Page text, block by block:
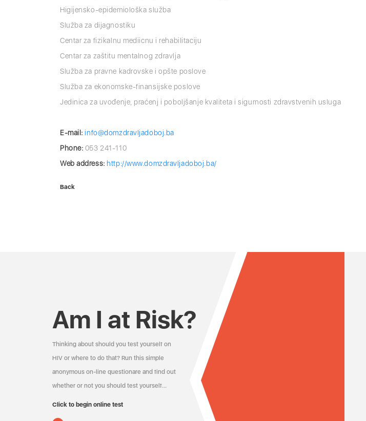
Higijensko-epidemiološka služba
Služba za dijagnostiku
Centar za fizikalnu mediicnu i rehabilitaciju
Centar za zaštitu mentalnog zdravlja
Služba za pravne kadrovske i opšte poslove
Služba za ekonomske-finansijske poslove
Jedinica za uvođenje, praćenj i poboljšanje kvaliteta i sigurnosti zdravstvenih usluga
E-mail: info@domzdravljadoboj.ba
Phone: 053 241-110
Web address: http://www.domzdravljadoboj.ba/
Back
Am I at Risk?
Thinking about should you test yourself on
HIV or where to do that? Run this simple
anonymous on-line questionare and find out
whether or not you should test yourself…
Click to begin online test